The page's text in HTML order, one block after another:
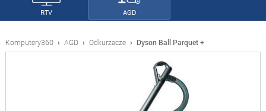
RTV AGD
Komputery360 › AGD › Odkurzacze › Dyson Ball Parquet +